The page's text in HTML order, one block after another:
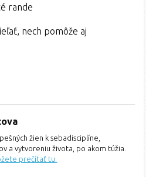
rande
nech pomôže aj
žien k sebadisciplíne,
a vytvoreniu života, po akom túžia.
prečítať tu: